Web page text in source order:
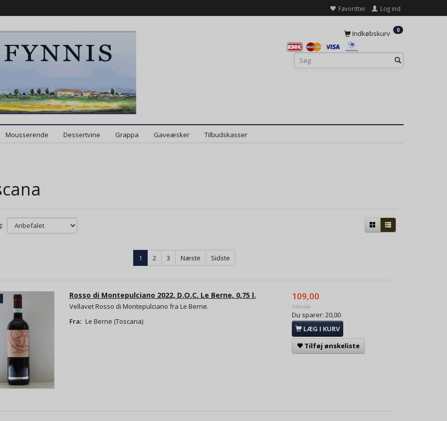
Favoritter Log ind
Indkøbskurv 0
Mousserende Dessertvine Grappa Gaveæsker Tilbudskasser
1 2 3 Næste Sidste
Rosso di Montepulciano 2022, D.O.C. Le Berne, 0,75 l.
Vellavet Rosso di Montepulciano fra Le Berne.
Fra: Le Berne (Toscana)
109,00
129,00
Du sparer: 20,00
LÆG I KURV
Tilføj ønskeliste